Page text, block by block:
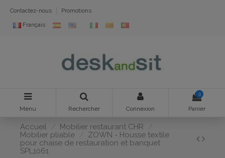
Contactez-nous Promotions
Français
Menu Rechercher Connexion
0
Panier
Accueil
Mobilier restaurant CHR
Mobilier pliable
ZOWN - Housse textile
pour chaise de restauration et banquet
SPL1061